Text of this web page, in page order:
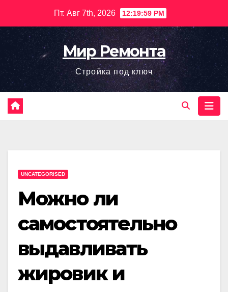
содержимому
Пт. Авг 7th, 2026 12:20:00 PM
Мир Ремонта
Стройка под ключ
UNCATEGORISED
Можно ли
самостоятельно
выдавливать
жировик и